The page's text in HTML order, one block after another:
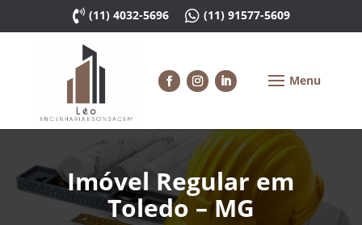
 (11) 4032-5696  (11) 91577-5609
Imóvel Regular em
Toledo – MG